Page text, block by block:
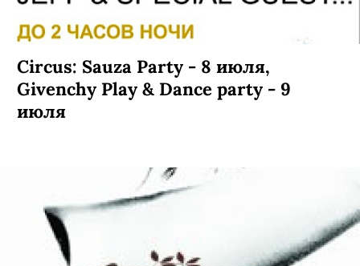
Circus: Sauza Party - 8 июля,
Givenchy Play & Dance party - 9
июля